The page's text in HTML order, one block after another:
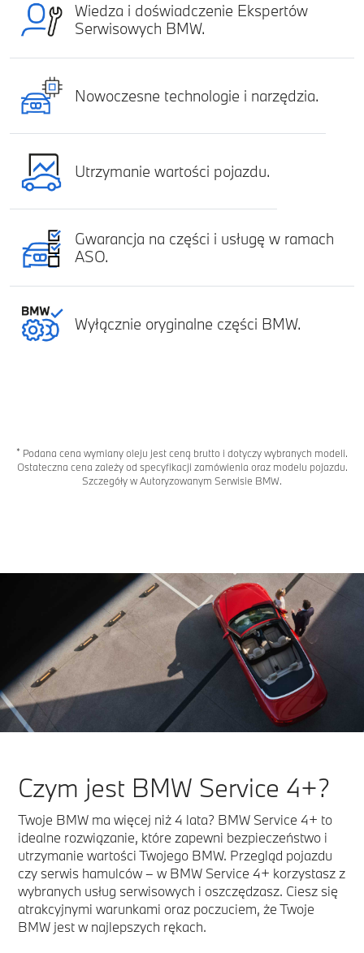
Wiedza i doświadczenie Ekspertów
Serwisowych BMW.
Nowoczesne technologie i narzędzia.
Utrzymanie wartości pojazdu.
Gwarancja na części i usługę w ramach
ASO.
Wyłącznie oryginalne części BMW.
* Podana cena wymiany oleju jest ceną brutto i dotyczy wybranych modeli.
Ostateczna cena zależy od specyfikacji zamówienia oraz modelu pojazdu.
Szczegóły w Autoryzowanym Serwisie BMW.
Czym jest BMW Service 4+?
Twoje BMW ma więcej niż 4 lata? BMW Service 4+ to
idealne rozwiązanie, które zapewni bezpieczeństwo i
utrzymanie wartości Twojego BMW. Przegląd pojazdu
czy serwis hamulców – w BMW Service 4+ korzystasz z
wybranych usług serwisowych i oszczędzasz. Ciesz się
atrakcyjnymi warunkami oraz poczuciem, że Twoje
BMW jest w najlepszych rękach.